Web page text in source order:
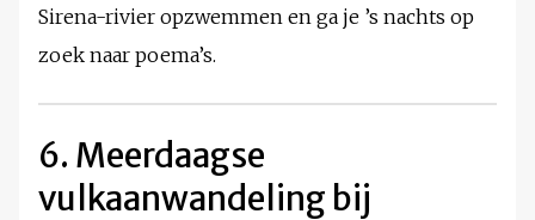
Sirena-rivier opzwemmen en ga je ’s nachts op
zoek naar poema’s.
6. Meerdaagse
vulkaanwandeling bij